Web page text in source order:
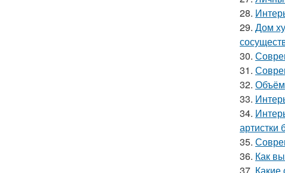
28.
29. Дом
30.
31.
32.
33.
34.
артистки
35.
36. Как